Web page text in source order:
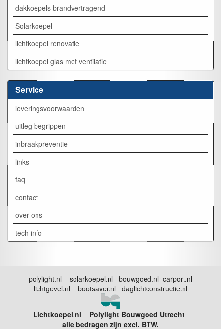
dakkoepels brandvertragend
Solarkoepel
lichtkoepel renovatie
lichtkoepel glas met ventilatie
Service
leveringsvoorwaarden
uitleg begrippen
inbraakpreventie
links
faq
contact
over ons
tech info
polylight.nl solarkoepel.nl bouwgoed.nl carport.nl
lichtgevel.nl bootsaver.nl daglichtconstructie.nl
Lichtkoepel.nl Polylight Bouwgoed Utrecht
alle bedragen zijn excl. BTW.